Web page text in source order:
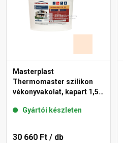
Masterplast
Thermomaster szilikon
vékonyvakolat, kapart 1,5
Gyártói készleten
30 660 Ft / db